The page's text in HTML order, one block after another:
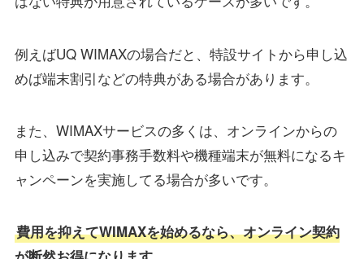
例えばUQ WIMAXの場合だと、特設サイトから申し込
めば端末割引などの特典がある場合があります。
また、WIMAXサービスの多くは、オンラインからの
申し込みで契約事務手数料や機種端末が無料になるキ
ャンペーンを実施してる場合が多いです。
費用を抑えてWIMAXを始めるなら、オンライン契約